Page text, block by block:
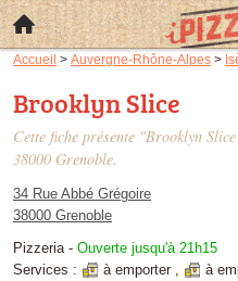
Accueil > Auvergne-Rhône-Alpes >
Brooklyn Slice
Cette fiche présente "Brooklyn
38000 Grenoble.
34 Rue Abbé Grégoire
38000 Grenoble
Pizzeria- Ouverte jusqu'à 21h15
Services :
à emporter , à